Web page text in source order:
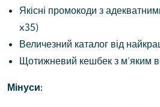
Якісні промокоди з
x35)
Величезний каталог від
Щотижневий кешбек з м’яким
Мінуси: